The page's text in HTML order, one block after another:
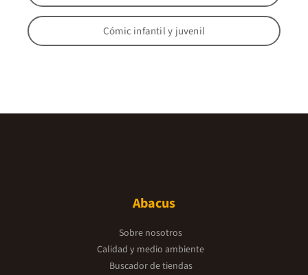
Cómic infantil y juvenil
Abacus
Sobre nosotros
Calidad y medio ambiente
Buscador de tiendas